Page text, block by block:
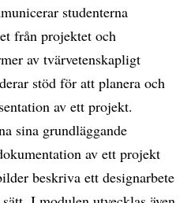
studenterna
från projektet och
av tvärvetenskapligt
stöd för att planera och
av ett projekt.
sina grundläggande
av ett projekt
beskriva ett designarbete